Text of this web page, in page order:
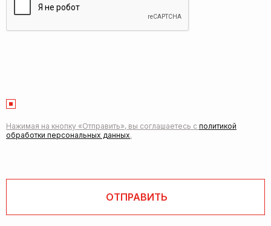
Нажимая на кнопку «Отправить», вы соглашаетесь с политикой
обработки персональных данных.